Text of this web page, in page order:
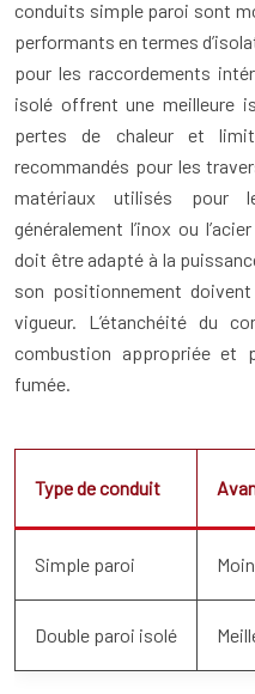
conduits simple paroi sont
performants en termes
pour les raccordements
isolé offrent une meilleure
pertes de chaleur et
recommandés pour les
matériaux utilisés pour
généralement l’inox ou
doit être adapté à la
son positionnement
vigueur. L’étanchéité du
combustion appropriée et
fumée.
Type de conduit
Simple paroi
Double paroi isolé